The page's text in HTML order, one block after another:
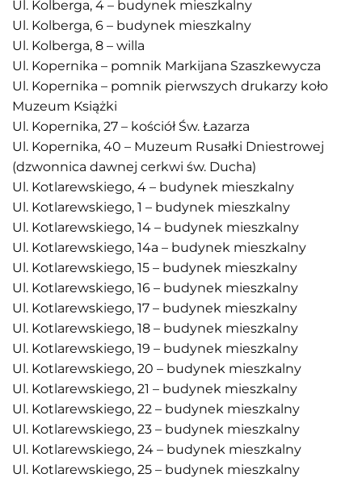
Ul. Kolberga, 4 – budynek mieszkalny
Ul. Kolberga, 6 – budynek mieszkalny
Ul. Kolberga, 8 – willa
Ul. Kopernika – pomnik Markijana Szaszkewycza
Ul. Kopernika – pomnik pierwszych drukarzy koło
Muzeum Książki
Ul. Kopernika, 27 – kościół Św. Łazarza
Ul. Kopernika, 40 – Muzeum Rusałki Dniestrowej
(dzwonnica dawnej cerkwi św. Ducha)
Ul. Kotlarewskiego, 4 – budynek mieszkalny
Ul. Kotlarewskiego, 1 – budynek mieszkalny
Ul. Kotlarewskiego, 14 – budynek mieszkalny
Ul. Kotlarewskiego, 14a – budynek mieszkalny
Ul. Kotlarewskiego, 15 – budynek mieszkalny
Ul. Kotlarewskiego, 16 – budynek mieszkalny
Ul. Kotlarewskiego, 17 – budynek mieszkalny
Ul. Kotlarewskiego, 18 – budynek mieszkalny
Ul. Kotlarewskiego, 19 – budynek mieszkalny
Ul. Kotlarewskiego, 20 – budynek mieszkalny
Ul. Kotlarewskiego, 21 – budynek mieszkalny
Ul. Kotlarewskiego, 22 – budynek mieszkalny
Ul. Kotlarewskiego, 23 – budynek mieszkalny
Ul. Kotlarewskiego, 24 – budynek mieszkalny
Ul. Kotlarewskiego, 25 – budynek mieszkalny